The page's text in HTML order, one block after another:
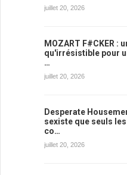
juillet 20, 2026
MOZART F#CKER :
qu'irrésistible pour
…
juillet 20, 2026
Desperate
sexiste que seuls
co…
juillet 20, 2026